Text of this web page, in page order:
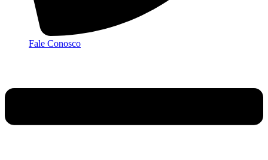
Fale Conosco